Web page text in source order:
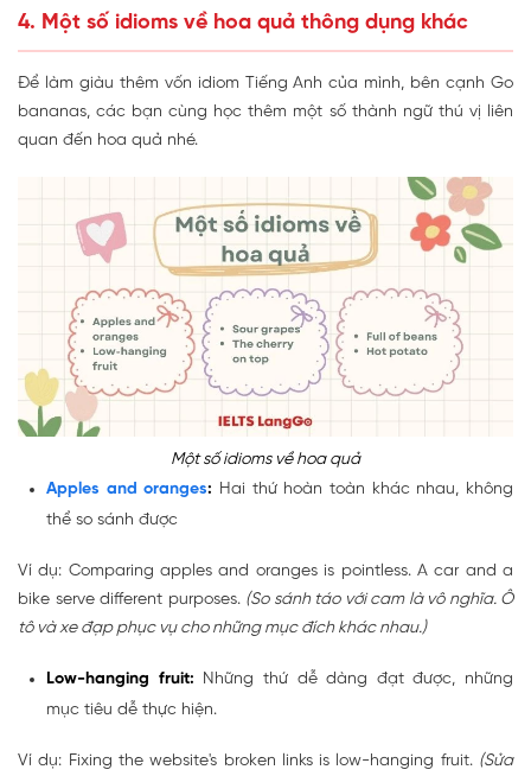
4. Một số idioms về hoa quả thông dụng khác
Để làm giàu thêm vốn idiom Tiếng Anh của mình, bên cạnh Go
bananas, các bạn cùng học thêm một số thành ngữ thú vị liên
quan đến hoa quả nhé.
Một số idioms về hoa quả
Apples and oranges: Hai thứ hoàn toàn khác nhau, không
thể so sánh được
Ví dụ: Comparing apples and oranges is pointless. A car and a
bike serve different purposes. (So sánh táo với cam là vô nghĩa. Ô
tô và xe đạp phục vụ cho những mục đích khác nhau.)
Low-hanging fruit: Những thứ dễ dàng đạt được, những
mục tiêu dễ thực hiện.
Ví dụ: Fixing the website's broken links is low-hanging fruit. (Sửa